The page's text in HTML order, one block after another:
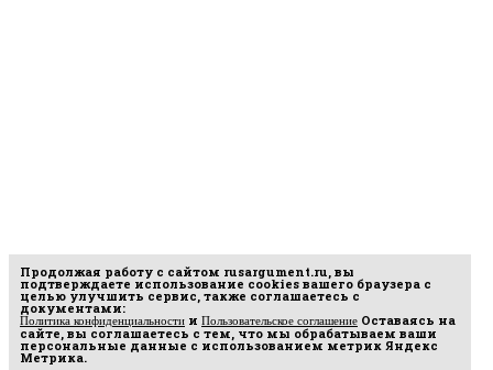
Продолжая работу с сайтом rusargument.ru, вы
подтверждаете использование cookies вашего браузера с
целью улучшить сервис, также соглашаетесь с
документами:
Политика конфиденциальности и Пользовательское соглашение Оставаясь на
сайте, вы соглашаетесь с тем, что мы обрабатываем ваши
персональные данные с использованием метрик Яндекс
Метрика.